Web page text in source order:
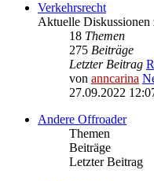
Verkehrsrecht
Aktuelle Diskussionen
18 Themen
275 Beiträge
Letzter Beitrag
von anncarina
27.09.2022
Andere Offroader
Themen
Beiträge
Letzter Beitrag